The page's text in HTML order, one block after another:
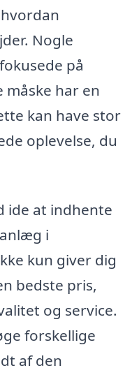
Nogle
på
måske har en
kan have stor
oplevelse, du
ide at indhente
i
kun giver dig
bedste pris,
og service.
forskellige
af den